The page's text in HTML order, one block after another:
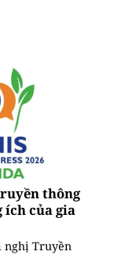
thông
ích của gia
nghị Truyền